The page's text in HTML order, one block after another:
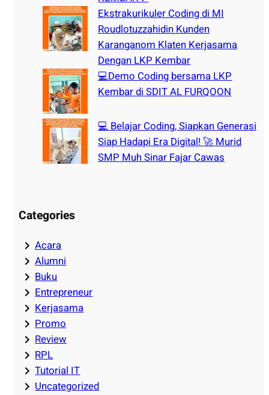
Ekstrakurikuler Coding di MI
Roudlotuzzahidin Kunden
Karanganom Klaten Kerjasama
Dengan LKP Kembar
💻Demo Coding bersama LKP
Kembar di SDIT AL FURQOON
💻 Belajar Coding, Siapkan Generasi
Siap Hadapi Era Digital! 🚀 Murid
SMP Muh Sinar Fajar Cawas
Categories
Acara
Alumni
Buku
Entrepreneur
Kerjasama
Promo
Review
RPL
Tutorial IT
Uncategorized